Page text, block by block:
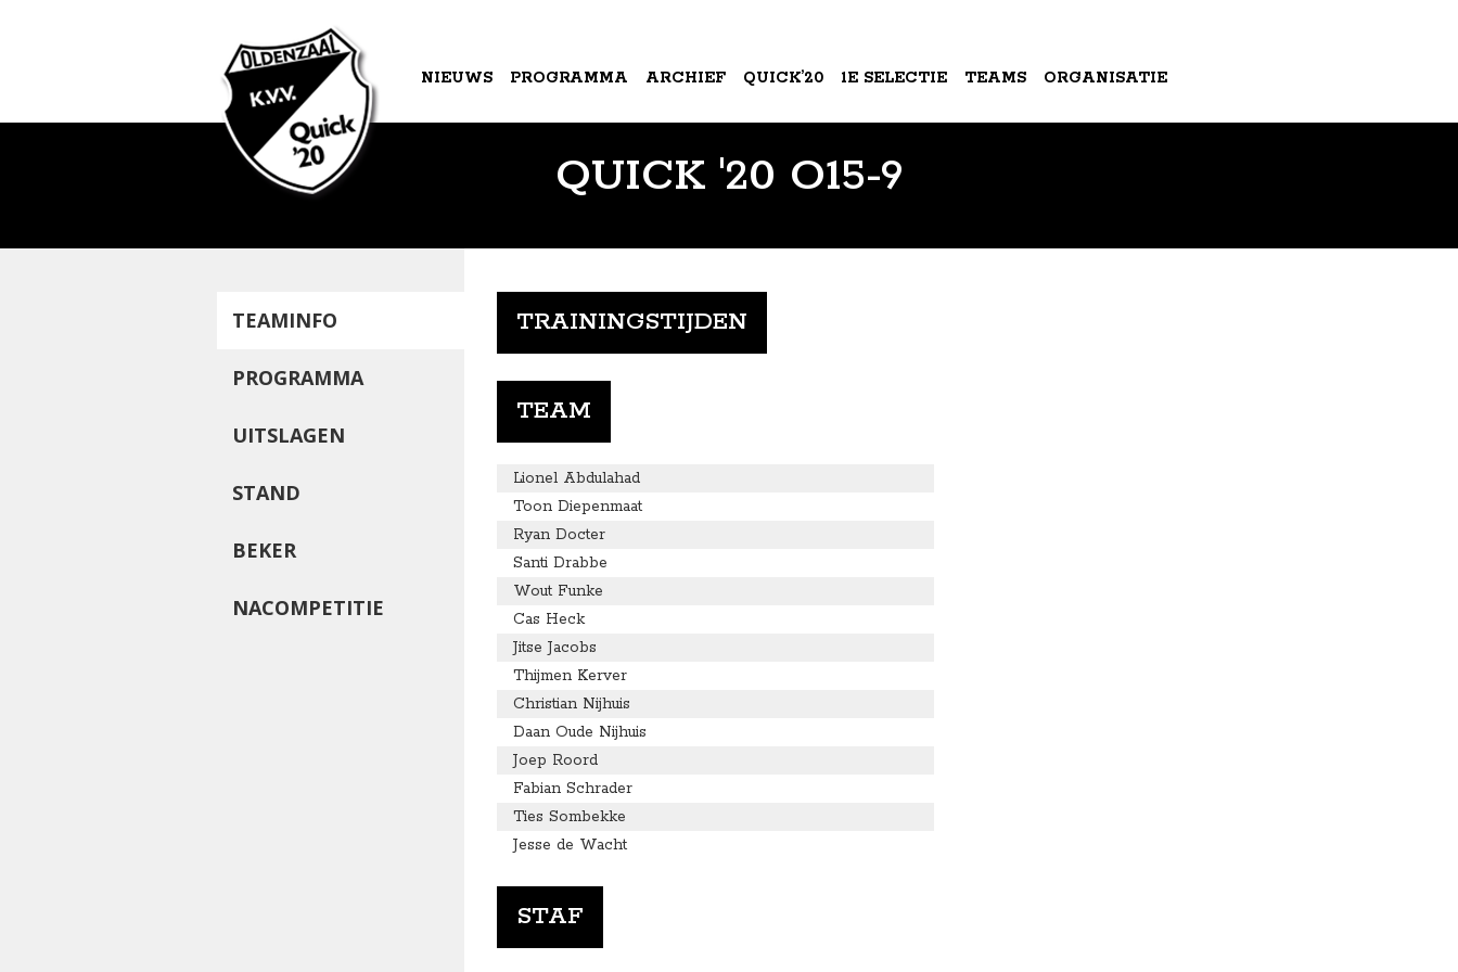
NIEUWS PROGRAMMA ARCHIEF QUICK’20 1E SELECTIE TEAMS ORGANISATIE
QUICK '20 O15-9
TEAMINFO
PROGRAMMA
UITSLAGEN
STAND
BEKER
NACOMPETITIE
TRAININGSTIJDEN
TEAM
Lionel Abdulahad
Toon Diepenmaat
Ryan Docter
Santi Drabbe
Wout Funke
Cas Heck
Jitse Jacobs
Thijmen Kerver
Christian Nijhuis
Daan Oude Nijhuis
Joep Roord
Fabian Schrader
Ties Sombekke
Jesse de Wacht
STAF